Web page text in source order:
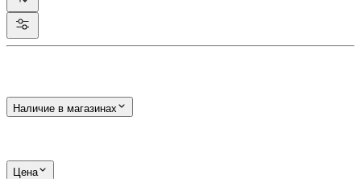
Наличие в магазинах
Цена